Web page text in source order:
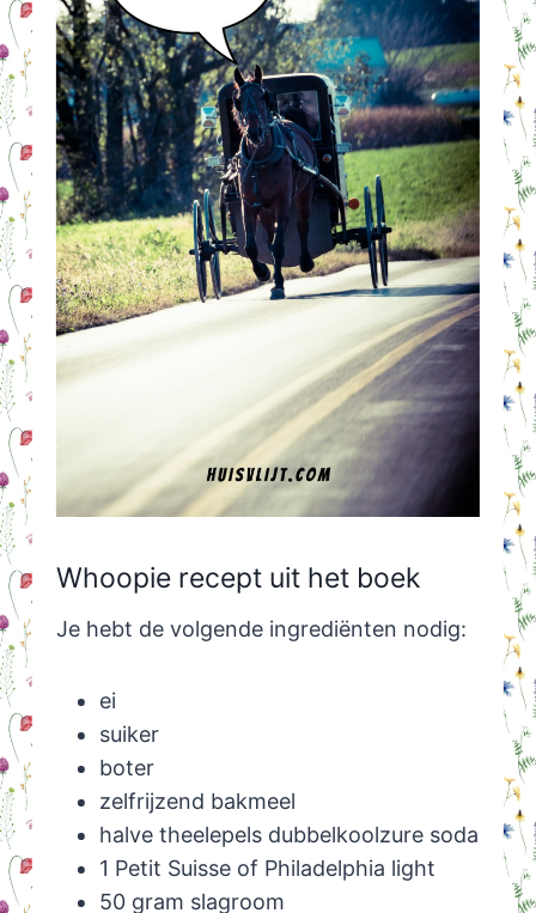
Whoopie recept uit het boek
Je hebt de volgende ingrediënten nodig:
ei
suiker
boter
zelfrijzend bakmeel
halve theelepels dubbelkoolzure soda
1 Petit Suisse of Philadelphia light
50 gram slagroom